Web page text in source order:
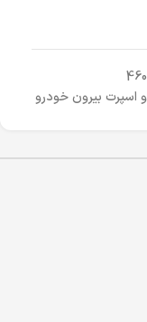
اسپرت بیرون خودرو